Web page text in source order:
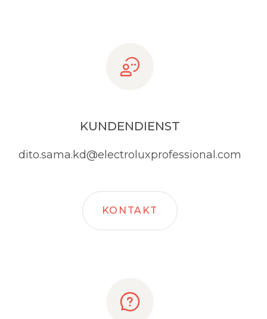
KUNDENDIENST
dito.sama.kd@electroluxprofessional.com
KONTAKT